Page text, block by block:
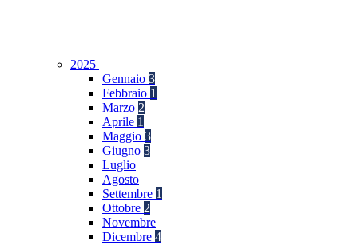
2025
Gennaio 3
Febbraio 1
Marzo 2
Aprile 1
Maggio 3
Giugno 3
Luglio
Agosto
Settembre 1
Ottobre 2
Novembre
Dicembre 4